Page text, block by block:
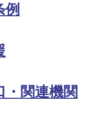
例
・関連機関